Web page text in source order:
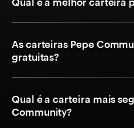
As carteiras Pepe
gratuitas?
Qual é a carteira mais
Community?